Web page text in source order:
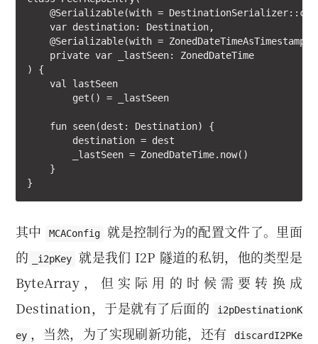
@Serializable(with =
    var destination: Destination,
@Serializable(with =
    private var _lastSeen: ZonedDateTime
) {
    val lastSeen
        get() = _lastSeen
    fun seen(dest: Destination) {
        destination = dest
        _lastSeen = ZonedDateTime.now()
    }
其中 MCAConfig
就是控制行为的配置文件了。里面
的
_i2pKey
就是我们 I2P 隧道的私钥，他的类型是
ByteArray，但实际用的时候需要转换成
Destination，于是就有了后面的
i2pDestinationK
ey ，当然，为了实现刷新功能，还有 discardI2PKe